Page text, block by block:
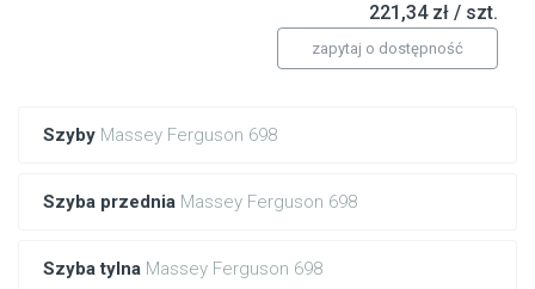
Szyby Massey Ferguson 698
Szyba przednia Massey Ferguson 698
Szyba tylna Massey Ferguson 698
221,34 zł / szt.
zapytaj o dostępność